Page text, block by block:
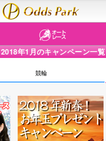
2018年1月のキャンペーン一覧
競輪